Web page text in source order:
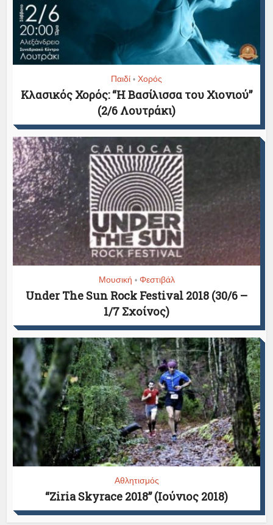
Παιδί • Χορός
Κλασικός Χορός: “Η Βασίλισσα του Χιονιού”
(2/6 Λουτράκι)
Μουσική • Φεστιβάλ
Under The Sun Rock Festival 2018 (30/6 –
1/7 Σχοίνος)
Αθλητισμός
“Ziria Skyrace 2018” (Ιούνιος 2018)